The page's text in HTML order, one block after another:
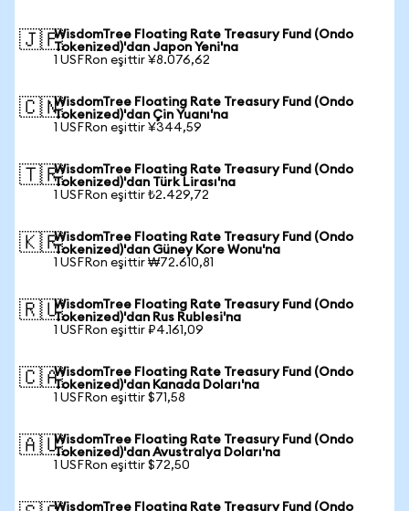
🇯🇵WisdomTree Floating Rate Treasury Fund (Ondo
Tokenized)'dan Japon Yeni'na
1 USFRon eşittir ¥8.076,62
🇨🇳WisdomTree Floating Rate Treasury Fund (Ondo
Tokenized)'dan Çin Yuanı'na
1 USFRon eşittir ¥344,59
🇹🇷WisdomTree Floating Rate Treasury Fund (Ondo
Tokenized)'dan Türk Lirası'na
1 USFRon eşittir ₺2.429,72
🇰🇷WisdomTree Floating Rate Treasury Fund (Ondo
Tokenized)'dan Güney Kore Wonu'na
1 USFRon eşittir ₩72.610,81
🇷🇺WisdomTree Floating Rate Treasury Fund (Ondo
Tokenized)'dan Rus Rublesi'na
1 USFRon eşittir ₽4.161,09
🇨🇦WisdomTree Floating Rate Treasury Fund (Ondo
Tokenized)'dan Kanada Doları'na
1 USFRon eşittir $71,58
🇦🇺WisdomTree Floating Rate Treasury Fund (Ondo
Tokenized)'dan Avustralya Doları'na
1 USFRon eşittir $72,50
WisdomTree Floating Rate Treasury Fund (Ondo